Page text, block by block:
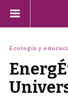
Ecología y